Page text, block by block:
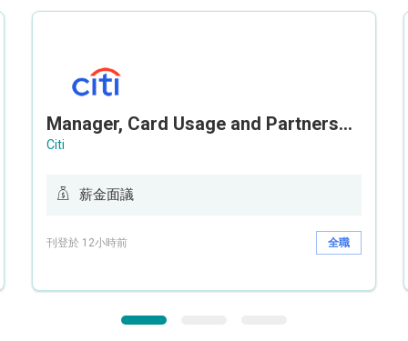
Manager, Card Usage and Partnership
Citi
薪金面議
刊登於 12小時前 全職